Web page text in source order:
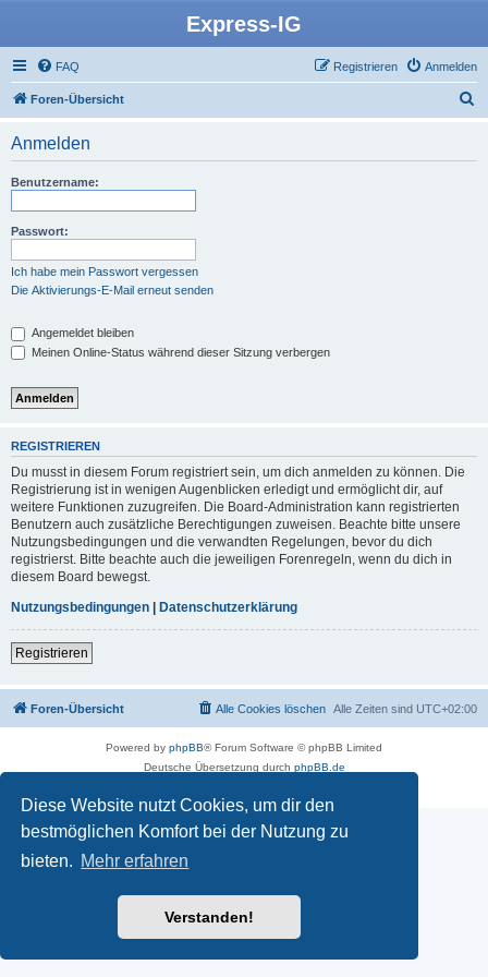
Diese Website nutzt Cookies, um dir den
bestmöglichen Komfort bei der Nutzung zu
bieten. Mehr erfahren
Verstanden!
Express-IG
FAQ Anmelden
Registrieren
Foren-Übersicht
Anmelden
Benutzername:
Passwort:
Ich habe mein Passwort vergessen
Die Aktivierungs-E-Mail erneut senden
Angemeldet bleiben
Meinen Online-Status während dieser Sitzung verbergen
REGISTRIEREN
Du musst in diesem Forum registriert sein, um dich anmelden zu können. Die
Registrierung ist in wenigen Augenblicken erledigt und ermöglicht dir, auf
weitere Funktionen zuzugreifen. Die Board-Administration kann registrierten
Benutzern auch zusätzliche Berechtigungen zuweisen. Beachte bitte unsere
Nutzungsbedingungen und die verwandten Regelungen, bevor du dich
registrierst. Bitte beachte auch die jeweiligen Forenregeln, wenn du dich in
diesem Board bewegst.
Nutzungsbedingungen | Datenschutzerklärung
Registrieren
Foren-Übersicht Alle Zeiten sind UTC+02:00
Alle Cookies löschen
Powered by phpBB® Forum Software © phpBB Limited
Deutsche Übersetzung durch phpBB.de